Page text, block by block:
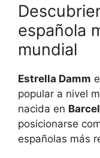
española
mundial
Estrella Damm
popular a nivel
nacida en
posicionarse
españolas más